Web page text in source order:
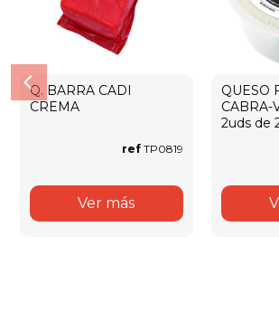
Q. BARRA CADI
CREMA
refTP0819
Ver más
QUESO
CABRA-
2uds de